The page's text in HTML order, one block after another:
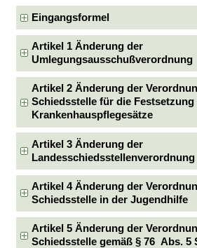
Eingangsformel
Artikel 1 Änderung der
Umlegungsausschußverordnung
Artikel 2 Änderung der
Schiedsstelle für die Festsetzung
Krankenhauspflegesätze
Artikel 3 Änderung der
Landesschiedsstellenverordnung
Artikel 4 Änderung der
Schiedsstelle in der Jugendhilfe
Artikel 5 Änderung der
Schiedsstelle gemäß § 76 Abs. 5